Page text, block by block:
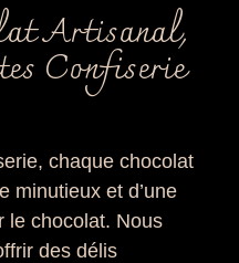
Artisanal,
Confiserie
chaque chocolat
minutieux et d’une
le chocolat. Nous
des délis